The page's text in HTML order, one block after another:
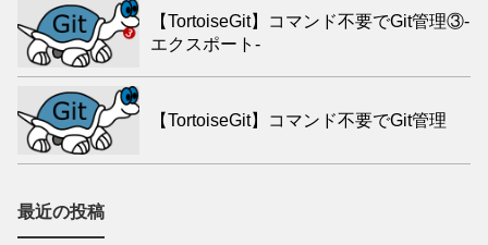
【TortoiseGit】コマンド不要でGit管理③-
エクスポート-
【TortoiseGit】コマンド不要でGit管理
最近の投稿